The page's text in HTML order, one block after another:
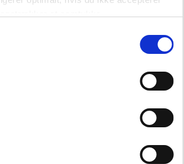
købt